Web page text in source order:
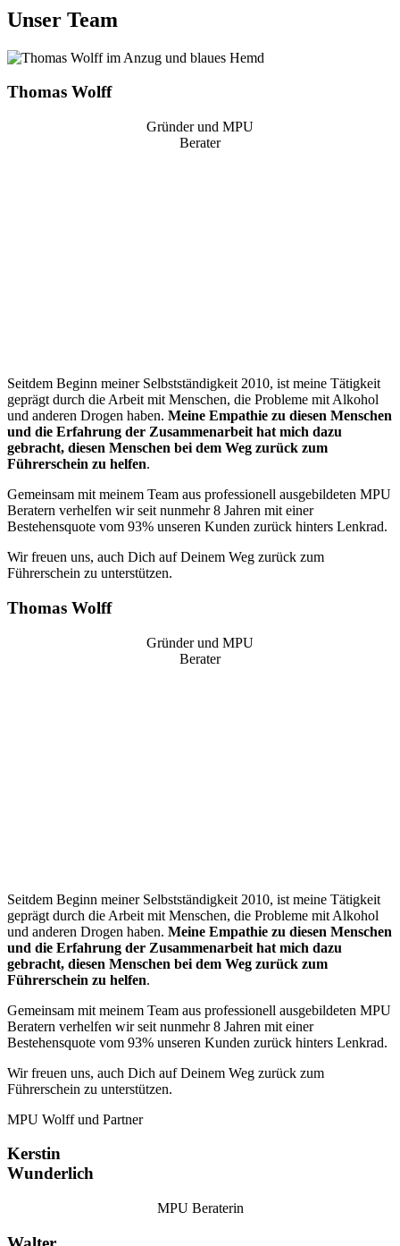
Unser Team
Thomas Wolff
Gründer und MPU
Berater
Seitdem Beginn meiner Selbstständigkeit 2010, ist meine Tätigkeit
geprägt durch die Arbeit mit Menschen, die Probleme mit Alkohol
und anderen Drogen haben. Meine Empathie zu diesen Menschen
und die Erfahrung der Zusammenarbeit hat mich dazu
gebracht, diesen Menschen bei dem Weg zurück zum
Führerschein zu helfen.
Gemeinsam mit meinem Team aus professionell ausgebildeten MPU
Beratern verhelfen wir seit nunmehr 8 Jahren mit einer
Bestehensquote vom 93% unseren Kunden zurück hinters Lenkrad.
Wir freuen uns, auch Dich auf Deinem Weg zurück zum
Führerschein zu unterstützen.
Thomas Wolff
Gründer und MPU
Berater
Seitdem Beginn meiner Selbstständigkeit 2010, ist meine Tätigkeit
geprägt durch die Arbeit mit Menschen, die Probleme mit Alkohol
und anderen Drogen haben. Meine Empathie zu diesen Menschen
und die Erfahrung der Zusammenarbeit hat mich dazu
gebracht, diesen Menschen bei dem Weg zurück zum
Führerschein zu helfen.
Gemeinsam mit meinem Team aus professionell ausgebildeten MPU
Beratern verhelfen wir seit nunmehr 8 Jahren mit einer
Bestehensquote vom 93% unseren Kunden zurück hinters Lenkrad.
Wir freuen uns, auch Dich auf Deinem Weg zurück zum
Führerschein zu unterstützen.
MPU Wolff und Partner
Kerstin
Wunderlich
MPU Beraterin